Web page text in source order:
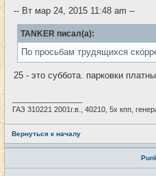
-- Вт мар 24, 2015 11:48 am --
TANKER писал(а):
По просьбам трудящихся
25 - это суббота. парковки
ГАЗ 310221 2001г.в., 40210, 5х кпп,
Вернуться к началу